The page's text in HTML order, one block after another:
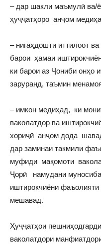
– дар шакли маъмулӣ ва/
ҳуҷҷатҳоро анҷом
– нигаҳдошти иттилоот
барои ҳамаи
ки барои аз Ҷониби онҳо
заруранд, таъмин
– имкон медиҳад, ки
ваколатдор ва
хориҷӣ анҷом дода
дар заминаи такмили
муфиди мақомоти
Ҷорӣ намудани
иштирокчиёни фаъолияти
мешавад.
Ҳуҷҷатҳои
ваколатдори